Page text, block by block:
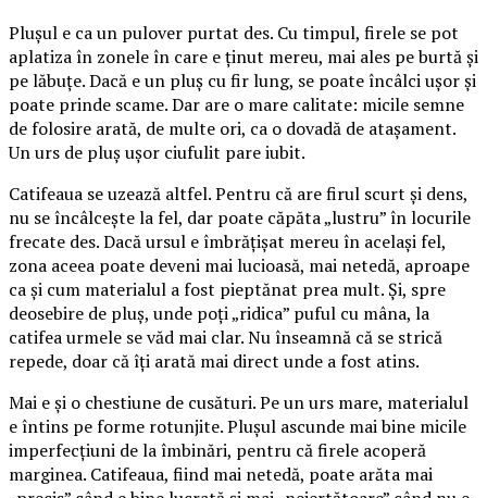
Plușul e ca un pulover purtat des. Cu timpul, firele se pot
aplatiza în zonele în care e ținut mereu, mai ales pe burtă și
pe lăbuțe. Dacă e un pluș cu fir lung, se poate încâlci ușor și
poate prinde scame. Dar are o mare calitate: micile semne
de folosire arată, de multe ori, ca o dovadă de atașament.
Un urs de pluș ușor ciufulit pare iubit.
Catifeaua se uzează altfel. Pentru că are firul scurt și dens,
nu se încâlcește la fel, dar poate căpăta „lustru” în locurile
frecate des. Dacă ursul e îmbrățișat mereu în același fel,
zona aceea poate deveni mai lucioasă, mai netedă, aproape
ca și cum materialul a fost pieptănat prea mult. Și, spre
deosebire de pluș, unde poți „ridica” puful cu mâna, la
catifea urmele se văd mai clar. Nu înseamnă că se strică
repede, doar că îți arată mai direct unde a fost atins.
Mai e și o chestiune de cusături. Pe un urs mare, materialul
e întins pe forme rotunjite. Plușul ascunde mai bine micile
imperfecțiuni de la îmbinări, pentru că firele acoperă
marginea. Catifeaua, fiind mai netedă, poate arăta mai